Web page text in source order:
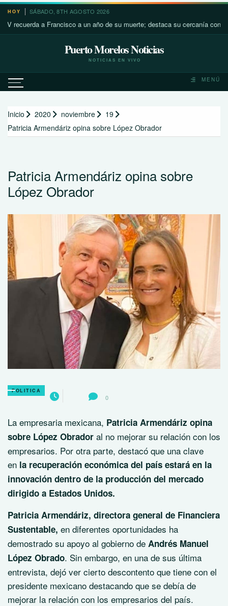
Saltar
contenido
HOY SÁBADO, 8TH AGOSTO 2026
a Francisco a un año de su muerte; destaca su cercanía con los más
Puerto Morelos Noticias
NOTICIAS EN VIVO
MENÚ
Inicio 2020 noviembre
19
Patricia Armendáriz opina sobre López Obrador
Patricia Armendáriz opina sobre
López Obrador
POLITICA
0
La empresaria mexicana, Patricia Armendáriz opina
sobre López Obrador al no mejorar su relación con los
empresarios. Por otra parte, destacó que una clave
en la recuperación económica del país estará en la
innovación dentro de la producción del mercado
dirigido a Estados Unidos.
Patricia Armendáriz, directora general de Financiera
Sustentable, en diferentes oportunidades ha
demostrado su apoyo al gobierno de Andrés Manuel
López Obrado. Sin embargo, en una de sus última
entrevista, dejó ver cierto descontento que tiene con el
presidente mexicano destacando que se debía de
mejorar la relación con los empresarios del país.